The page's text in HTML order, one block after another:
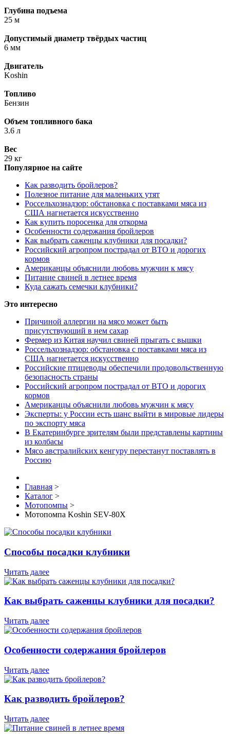
Глубина подъема
25 м
Допустимый диаметр твёрдых частиц
6 мм
Двигатель
Koshin
Топливо
Бензин
Объем топливного бака
3.6 л
Вес
29 кг
Популярное на сайте
Как разводить бройлеров?
Полезное питание для маленьких утят
Россельхознадзор: обстановка с поставками мяса из
США нагнетается искусственно
Как купить поросенка для откорма
Особенности содержания бройлеров
Как выбрать саженцы клубники для посадки?
Российский агропром пострадал от ВТО и дорогих
кормов
Американцы объяснили любовь мужчин к мясу
Питание свиней в летнее время
Куда сажать семечки клубники?
Это интересно
Причиной аллергии на мясо может быть
присутствуюший в нем сахар
Фермер из Китая научил свиней прыгать с вышки
Россельхознадзор: обстановка с поставками мяса из
США нагнетается искусственно
Российские птицеводы обеспечили продовольственную
безопасность страны
Российский агропром пострадал от ВТО и дорогих
кормов
Американцы объяснили любовь мужчин к мясу
Эксперты: у России есть шанс выйти в мировые лидеры
по экспорту мяса
В Екатеринбурге зрителям были представлены картины
из колбасы
Мясо австралийских кенгуру перестанут поставлять в
Россию
Главная >
Каталог >
Мотопомпы >
Мотопомпа Koshin SEV-80X
Способы посадки клубники
Читать далее
Как выбрать саженцы клубники для посадки?
Читать далее
Особенности содержания бройлеров
Читать далее
Как разводить бройлеров?
Читать далее